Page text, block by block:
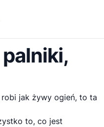
jak żywy ogień, to ta
to, co jest